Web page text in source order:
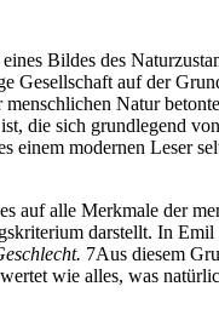
Bildes des
Gesellschaft auf der
Natur
die sich grundlegend
modernen Leser
auf alle Merkmale der
darstellt. In Emil
7Aus diesem
wie alles, was